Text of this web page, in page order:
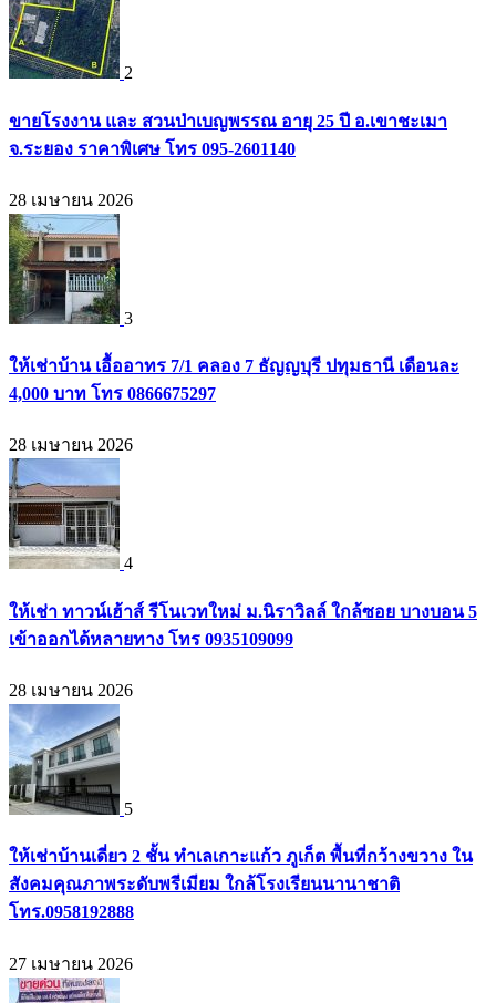
2
ขายโรงงาน และ สวนป่าเบญพรรณ อายุ 25 ปี อ.เขาชะเมา
จ.ระยอง ราคาพิเศษ โทร 095-2601140
28 เมษายน 2026
3
ให้เช่าบ้าน เอื้ออาทร 7/1 คลอง 7 ธัญญบุรี ปทุมธานี เดือนละ
4,000 บาท โทร 0866675297
28 เมษายน 2026
4
ให้เช่า ทาวน์เฮ้าส์ รีโนเวทใหม่ ม.นิราวิลล์ ใกล้ซอย บางบอน 5
เข้าออกได้หลายทาง โทร 0935109099
28 เมษายน 2026
5
ให้เช่าบ้านเดี่ยว 2 ชั้น ทำเลเกาะแก้ว ภูเก็ต พื้นที่กว้างขวาง ใน
สังคมคุณภาพระดับพรีเมียม ใกล้โรงเรียนนานาชาติ
โทร.0958192888
27 เมษายน 2026